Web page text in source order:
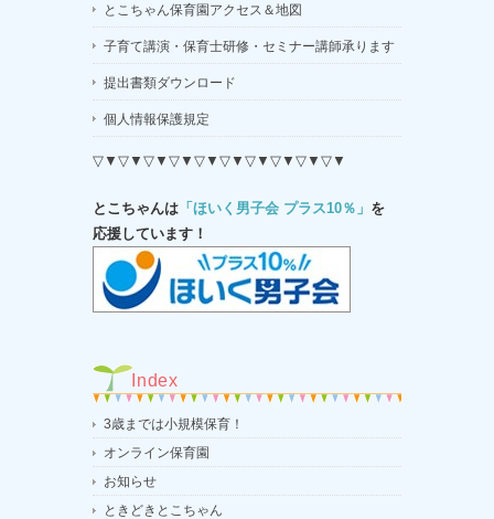
とこちゃん保育園アクセス＆地図
子育て講演・保育士研修・セミナー講師承ります
提出書類ダウンロード
個人情報保護規定
▽▼▽▼▽▼▽▼▽▼▽▼▽▼▽▼▽▼▽▼
とこちゃんは 「ほいく男子会 プラス10％」 を
応援しています！
Index
3歳までは小規模保育！
オンライン保育園
お知らせ
ときどきとこちゃん